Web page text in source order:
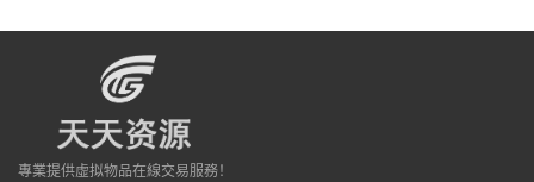
專業提供虛拟物品在線交易服務！